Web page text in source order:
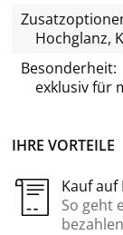
IHRE VORTEILE
Kauf auf
So geht
Hochglanz,
Besonderheit:
exklusiv für